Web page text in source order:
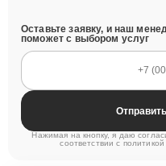
Оставьте заявку, и наш
поможет с выбором услуг
Нажимая на кнопку, я даю
соответствии с